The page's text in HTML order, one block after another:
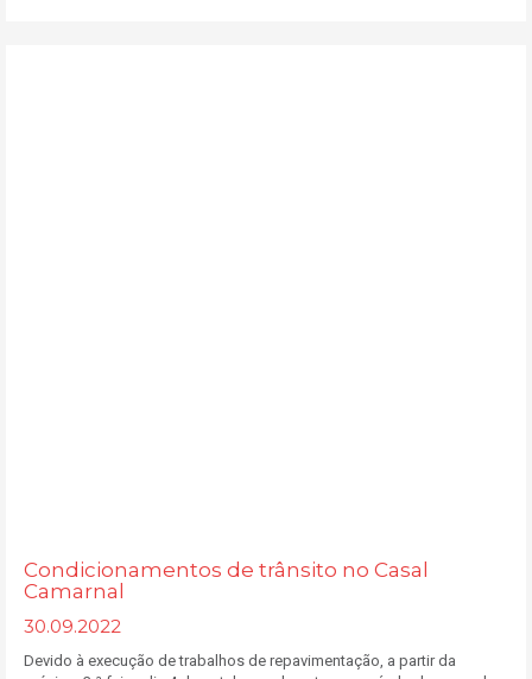
Condicionamentos de trânsito no Casal
Camarnal
30.09.2022
Devido à execução de trabalhos de repavimentação, a partir da